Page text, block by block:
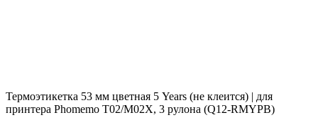
Термоэтикетка 53 мм цветная 5 Years (не клеится) | для
принтера Phomemo T02/M02X, 3 рулона (Q12-RMYPB)